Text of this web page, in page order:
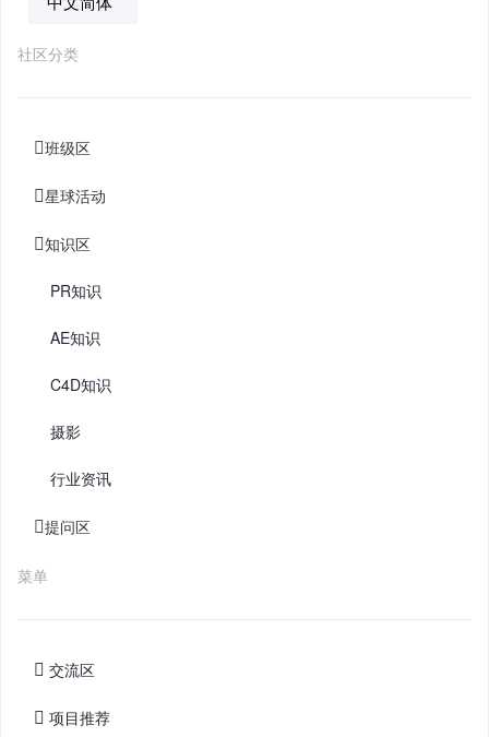
社区分类
班级区
星球活动
知识区
PR知识
AE知识
C4D知识
摄影
行业资讯
提问区
菜单
交流区
项目推荐